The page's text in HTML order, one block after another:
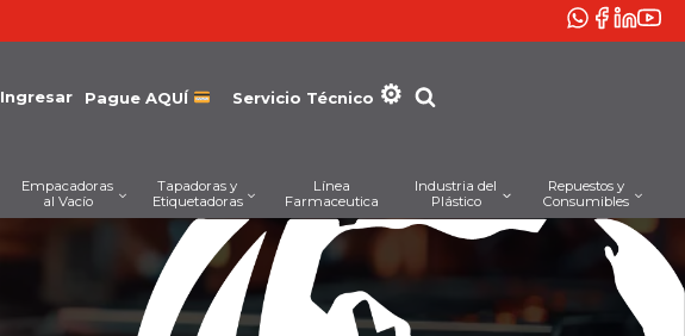
Ingresar Pague AQUÍ Servicio Técnico
Empacadoras
al Vacío
Tapadoras y
Etiquetadoras
Línea
Farmaceutica
Industria del
Plástico
Repuestos y
Consumibles